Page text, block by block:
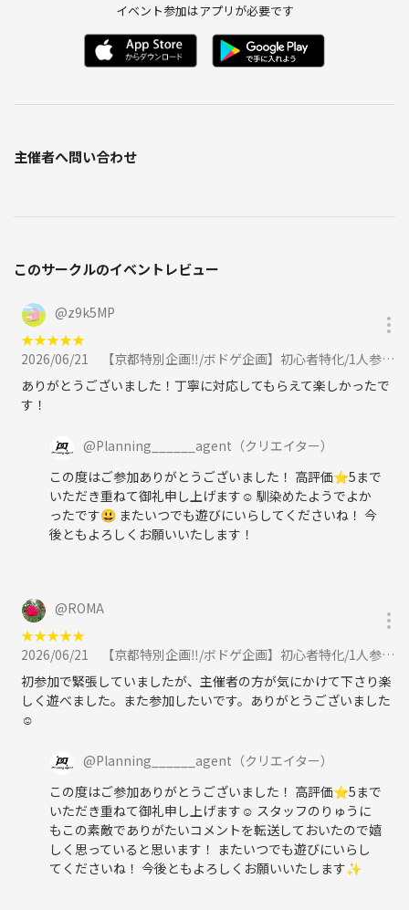
イベント参加はアプリが必要です
主催者へ問い合わせ
このサークルのイベントレビュー
@z9k5MP
★★★★★
2026/06/21
【京都特別企画‼️/ボドゲ企画】初心者特化/1人参加が9割♪烏丸・四条でボードゲーム企画/20代〜30代向けに参加
ありがとうございました！丁寧に対応してもらえて楽しかったで
す！
@Planning______agent （クリエイター）
この度はご参加ありがとうございました！ 高評価⭐️5まで
いただき重ねて御礼申し上げます☺️ 馴染めたようでよか
ったです😃 またいつでも遊びにいらしてくださいね！ 今
後ともよろしくお願いいたします！
@ROMA
★★★★★
2026/06/21
【京都特別企画‼️/ボドゲ企画】初心者特化/1人参加が9割♪烏丸・四条でボードゲーム企画/20代〜30代向けに参加
初参加で緊張していましたが、主催者の方が気にかけて下さり楽
しく遊べました。また参加したいです。ありがとうございました
☺️
@Planning______agent （クリエイター）
この度はご参加ありがとうございました！ 高評価⭐️5まで
いただき重ねて御礼申し上げます☺️ スタッフのりゅうに
もこの素敵でありがたいコメントを転送しておいたので嬉
しく思っていると思います！ またいつでも遊びにいらし
てくださいね！ 今後ともよろしくお願いいたします✨